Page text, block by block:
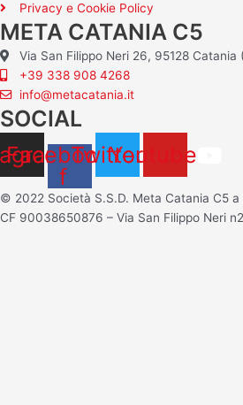
Privacy e Cookie Policy
META CATANIA C5
Via San Filippo Neri 26, 95128 Catania
+39 338 908 4268
info@metacatania.it
SOCIAL
Facebook-
f
TwitterYoutube
© 2022 Società S.S.D. Meta Catania C5 a
CF 90038650876 – Via San Filippo Neri